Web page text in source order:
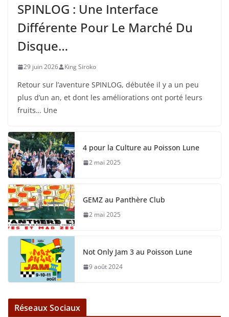
SPINLOG : Une Interface
Différente Pour Le Marché Du
Disque…
29 juin 2026 King Siroko
Retour sur l’aventure SPINLOG, débutée il y a un peu
plus d’un an, et dont les améliorations ont porté leurs
fruits… Une
4 pour la Culture au Poisson Lune
2 mai 2025
GEMZ au Panthère Club
2 mai 2025
Not Only Jam 3 au Poisson Lune
9 août 2024
Réseaux Sociaux